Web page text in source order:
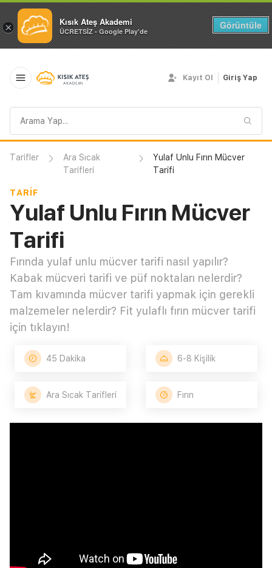
× Kısık Ateş Akademi
ÜCRETSİZ - Google Play'de
Görüntüle
sorgusu
Kayıt Ol Giriş Yap
Tarifler
Ara Sıcak
Tarifleri
Yulaf Unlu Fırın Mücver
Tarifi
TARIF
Yulaf Unlu Fırın Mücver
Tarifi
Fırında yulaf unlu mücver tarifi nasıl yapılır?
Kabak mücveri tarifi ve püf noktaları nelerdir?
Tam kıvamında mücver tarifi yapmak için gerekli
malzemeler nelerdir? Fit yulaflı fırın mücver tarifi
için tıklayın!
45 Dakika 6-8 Kişilik
Ara Sıcak Tarifleri Fırın